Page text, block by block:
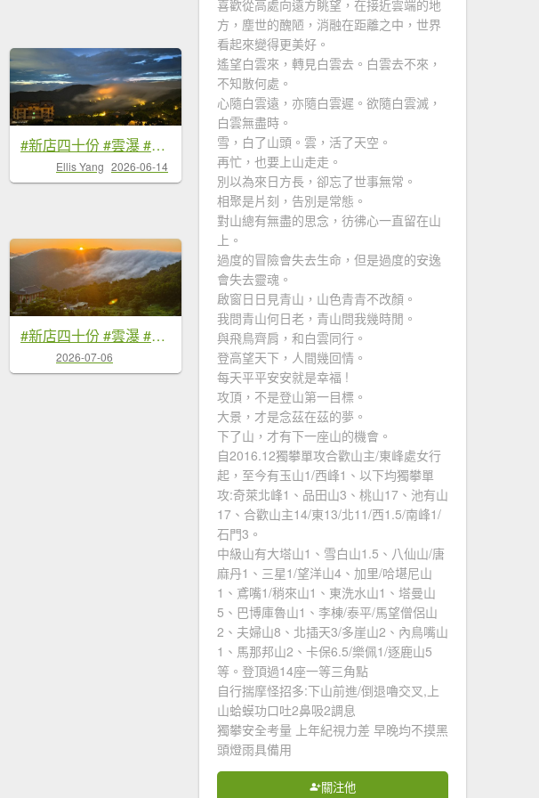
#新店四十份 #雲瀑 #翡翠水庫壩頂 #南山寺 #雲海 #日出 6/14&15
Ellis Yang 2026-06-14
#新店四十份 #雲瀑 #翡翠水庫壩頂 #日出 #雲海 #觀音圈 7/6&7&19
2026-07-06
喜歡從高處向遠方眺望，在接近雲端的地
方，塵世的醜陋，消融在距離之中，世界
看起來變得更美好。
遙望白雲來，轉見白雲去。白雲去不來，
不知散何處。
心隨白雲遠，亦隨白雲遲。欲隨白雲滅，
白雲無盡時。
雪，白了山頭。雲，活了天空。
再忙，也要上山走走。
別以為來日方長，卻忘了世事無常。
相聚是片刻，告別是常態。
對山總有無盡的思念，彷彿心一直留在山
上。
過度的冒險會失去生命，但是過度的安逸
會失去靈魂。
啟窗日日見青山，山色青青不改顏。
我問青山何日老，青山問我幾時閒。
與飛鳥齊肩，和白雲同行。
登高望天下，人間幾回情。
每天平平安安就是幸福 !
攻頂，不是登山第一目標。
大景，才是念茲在茲的夢。
下了山，才有下一座山的機會。
自2016.12獨攀單攻合歡山主/東峰處女行
起，至今有玉山1/西峰1、以下均獨攀單
攻:奇萊北峰1、品田山3、桃山17、池有山
17、合歡山主14/東13/北11/西1.5/南峰1/
石門3。
中級山有大塔山1、雪白山1.5、八仙山/唐
麻丹1、三星1/望洋山4、加里/哈堪尼山
1、鳶嘴1/稍來山1、東洗水山1、塔曼山
5、巴博庫魯山1、李棟/泰平/馬望僧侶山
2、夫婦山8、北插天3/多崖山2、內鳥嘴山
1、馬那邦山2、卡保6.5/樂佩1/逐鹿山5
等。登頂過14座一等三角點
自行揣摩怪招多:下山前進/倒退嚕交叉,上
山蛤蟆功口吐2鼻吸2調息
獨攀安全考量 上年紀視力差 早晚均不摸黑
頭燈雨具備用
關注他